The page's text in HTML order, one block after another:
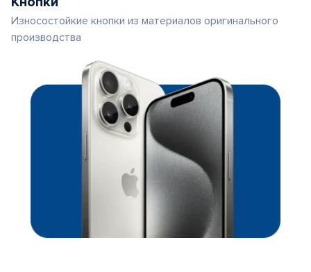
Износостойкие кнопки из материалов оригинального
производства